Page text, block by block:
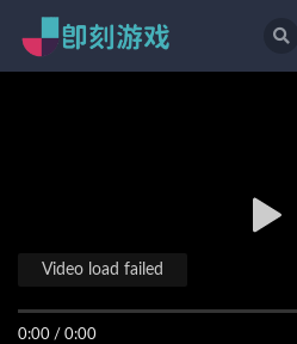
0:00 / 0:00
Video load failed